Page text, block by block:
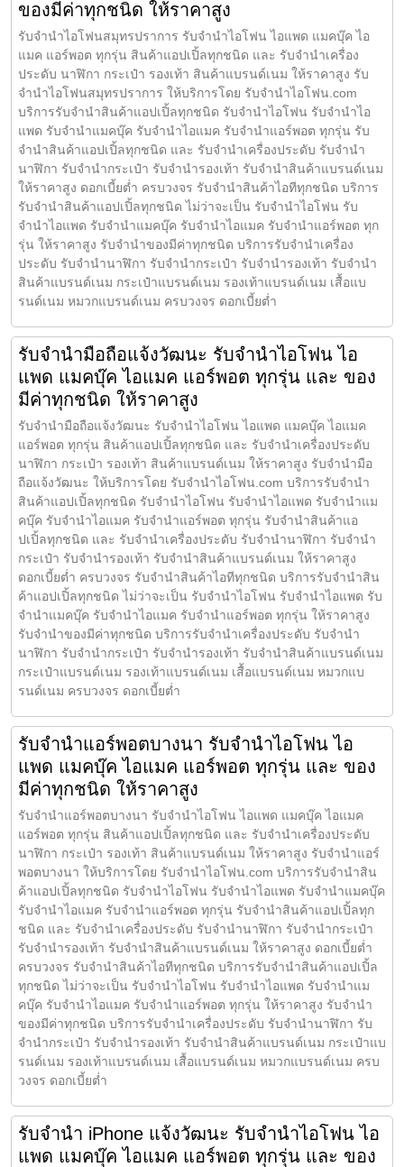
ของมีค่าทุกชนิด ให้ราคาสูง
รับจำนำไอโฟนสมุทรปราการ รับจำนำไอโฟน ไอแพด แมคบุ๊ค ไอ
แมค แอร์พอต ทุกรุ่น สินค้าแอปเปิ้ลทุกชนิด และ รับจำนำเครื่อง
ประดับ นาฬิกา กระเป๋า รองเท้า สินค้าแบรนด์เนม ให้ราคาสูง รับ
จำนำไอโฟนสมุทรปราการ ให้บริการโดย รับจํานําไอโฟน.com
บริการรับจำนำสินค้าแอปเปิ้ลทุกชนิด รับจำนำไอโฟน รับจำนำไอ
แพด รับจำนำแมคบุ๊ค รับจำนำไอแมค รับจำนำแอร์พอต ทุกรุ่น รับ
จำนำสินค้าแอปเปิ้ลทุกชนิด และ รับจำนำเครื่องประดับ รับจำนำ
นาฬิกา รับจำนำกระเป๋า รับจำนำรองเท้า รับจำนำสินค้าแบรนด์เนม
ให้ราคาสูง ดอกเบี้ยต่ำ ครบวงจร รับจำนำสินค้าไอทีทุกชนิด บริการ
รับจำนำสินค้าแอปเปิ้ลทุกชนิด ไม่ว่าจะเป็น รับจำนำไอโฟน รับ
จำนำไอแพด รับจำนำแมคบุ๊ค รับจำนำไอแมค รับจำนำแอร์พอต ทุก
รุ่น ให้ราคาสูง รับจำนำของมีค่าทุกชนิด บริการรับจำนำเครื่อง
ประดับ รับจำนำนาฬิกา รับจำนำกระเป๋า รับจำนำรองเท้า รับจำนำ
สินค้าแบรนด์เนม กระเป๋าแบรนด์เนม รองเท้าแบรนด์เนม เสื้อแบ
รนด์เนม หมวกแบรนด์เนม ครบวงจร ดอกเบี้ยต่ำ
รับจำนำมือถือแจ้งวัฒนะ รับจำนำไอโฟน ไอ
แพด แมคบุ๊ค ไอแมค แอร์พอต ทุกรุ่น และ ของ
มีค่าทุกชนิด ให้ราคาสูง
รับจำนำมือถือแจ้งวัฒนะ รับจำนำไอโฟน ไอแพด แมคบุ๊ค ไอแมค
แอร์พอต ทุกรุ่น สินค้าแอปเปิ้ลทุกชนิด และ รับจำนำเครื่องประดับ
นาฬิกา กระเป๋า รองเท้า สินค้าแบรนด์เนม ให้ราคาสูง รับจำนำมือ
ถือแจ้งวัฒนะ ให้บริการโดย รับจํานําไอโฟน.com บริการรับจำนำ
สินค้าแอปเปิ้ลทุกชนิด รับจำนำไอโฟน รับจำนำไอแพด รับจำนำแม
คบุ๊ค รับจำนำไอแมค รับจำนำแอร์พอต ทุกรุ่น รับจำนำสินค้าแอ
ปเปิ้ลทุกชนิด และ รับจำนำเครื่องประดับ รับจำนำนาฬิกา รับจำนำ
กระเป๋า รับจำนำรองเท้า รับจำนำสินค้าแบรนด์เนม ให้ราคาสูง
ดอกเบี้ยต่ำ ครบวงจร รับจำนำสินค้าไอทีทุกชนิด บริการรับจำนำสิน
ค้าแอปเปิ้ลทุกชนิด ไม่ว่าจะเป็น รับจำนำไอโฟน รับจำนำไอแพด รับ
จำนำแมคบุ๊ค รับจำนำไอแมค รับจำนำแอร์พอต ทุกรุ่น ให้ราคาสูง
รับจำนำของมีค่าทุกชนิด บริการรับจำนำเครื่องประดับ รับจำนำ
นาฬิกา รับจำนำกระเป๋า รับจำนำรองเท้า รับจำนำสินค้าแบรนด์เนม
กระเป๋าแบรนด์เนม รองเท้าแบรนด์เนม เสื้อแบรนด์เนม หมวกแบ
รนด์เนม ครบวงจร ดอกเบี้ยต่ำ
รับจำนำแอร์พอตบางนา รับจำนำไอโฟน ไอ
แพด แมคบุ๊ค ไอแมค แอร์พอต ทุกรุ่น และ ของ
มีค่าทุกชนิด ให้ราคาสูง
รับจำนำแอร์พอตบางนา รับจำนำไอโฟน ไอแพด แมคบุ๊ค ไอแมค
แอร์พอต ทุกรุ่น สินค้าแอปเปิ้ลทุกชนิด และ รับจำนำเครื่องประดับ
นาฬิกา กระเป๋า รองเท้า สินค้าแบรนด์เนม ให้ราคาสูง รับจำนำแอร์
พอตบางนา ให้บริการโดย รับจํานําไอโฟน.com บริการรับจำนำสิน
ค้าแอปเปิ้ลทุกชนิด รับจำนำไอโฟน รับจำนำไอแพด รับจำนำแมคบุ๊ค
รับจำนำไอแมค รับจำนำแอร์พอต ทุกรุ่น รับจำนำสินค้าแอปเปิ้ลทุก
ชนิด และ รับจำนำเครื่องประดับ รับจำนำนาฬิกา รับจำนำกระเป๋า
รับจำนำรองเท้า รับจำนำสินค้าแบรนด์เนม ให้ราคาสูง ดอกเบี้ยต่ำ
ครบวงจร รับจำนำสินค้าไอทีทุกชนิด บริการรับจำนำสินค้าแอปเปิ้ล
ทุกชนิด ไม่ว่าจะเป็น รับจำนำไอโฟน รับจำนำไอแพด รับจำนำแม
คบุ๊ค รับจำนำไอแมค รับจำนำแอร์พอต ทุกรุ่น ให้ราคาสูง รับจำนำ
ของมีค่าทุกชนิด บริการรับจำนำเครื่องประดับ รับจำนำนาฬิกา รับ
จำนำกระเป๋า รับจำนำรองเท้า รับจำนำสินค้าแบรนด์เนม กระเป๋าแบ
รนด์เนม รองเท้าแบรนด์เนม เสื้อแบรนด์เนม หมวกแบรนด์เนม ครบ
วงจร ดอกเบี้ยต่ำ
รับจำนำ iPhone แจ้งวัฒนะ รับจำนำไอโฟน ไอ
แพด แมคบุ๊ค ไอแมค แอร์พอต ทุกรุ่น และ ของ